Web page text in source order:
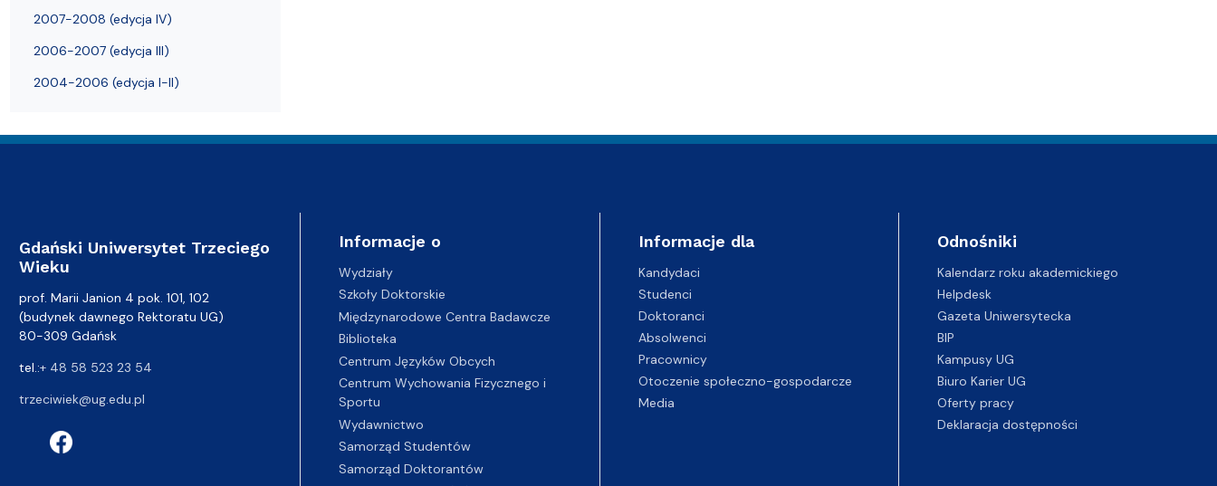
2007-2008 (edycja IV)
2006-2007 (edycja III)
2004-2006 (edycja I-II)
Gdański Uniwersytet Trzeciego
Wieku
prof. Marii Janion 4 pok. 101, 102
(budynek dawnego Rektoratu UG)
80-309 Gdańsk
tel.:+ 48 58 523 23 54
trzeciwiek@ug.edu.pl
Informacje o
Wydziały
Szkoły Doktorskie
Międzynarodowe Centra Badawcze
Biblioteka
Centrum Języków Obcych
Centrum Wychowania Fizycznego i
Sportu
Wydawnictwo
Samorząd Studentów
Samorząd Doktorantów
Informacje dla
Kandydaci
Studenci
Doktoranci
Absolwenci
Pracownicy
Otoczenie społeczno-gospodarcze
Media
Odnośniki
Kalendarz roku akademickiego
Helpdesk
Gazeta Uniwersytecka
BIP
Kampusy UG
Biuro Karier UG
Oferty pracy
Deklaracja dostępności